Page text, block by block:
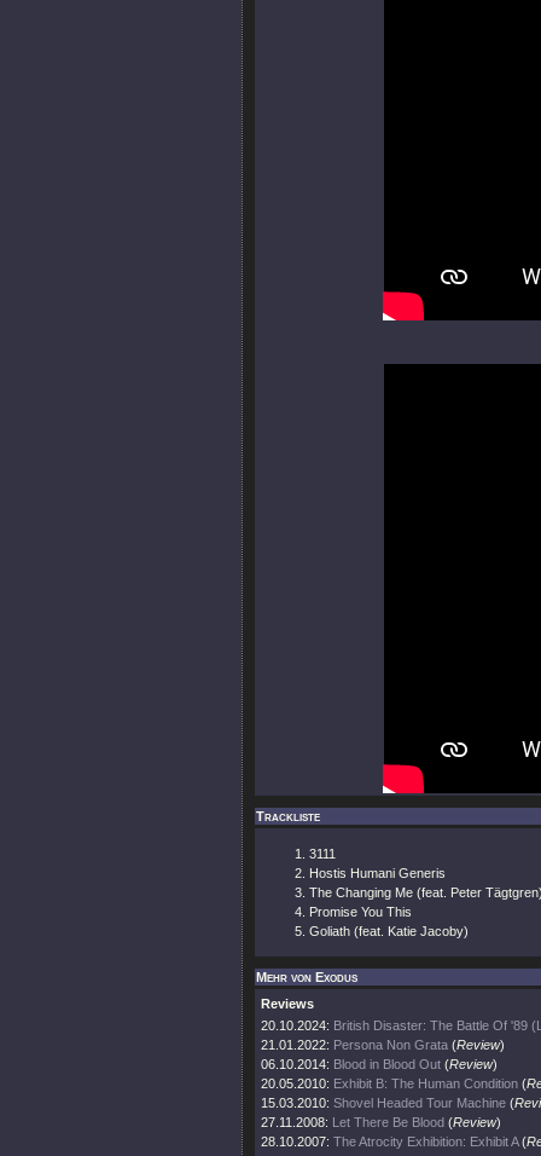
Trackliste
3111
Hostis Humani Generis
The Changing Me (feat. Peter
Promise You This
Goliath (feat. Katie Jacoby)
Mehr von Exodus
Reviews
20.10.2024: British Disaster: The Battle Of '89
21.01.2022: Persona Non Grata (Review)
06.10.2014: Blood in Blood Out (Review)
20.05.2010: Exhibit B: The Human Condition (
15.03.2010: Shovel Headed Tour Machine (
27.11.2008: Let There Be Blood (Review)
28.10.2007: The Atrocity Exhibition: Exhibit A(